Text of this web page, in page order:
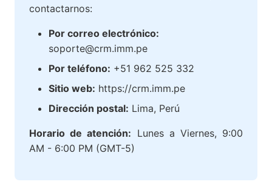
contactarnos:
Por correo electrónico:
soporte@crm.imm.pe
Por teléfono: +51 962 525 332
Sitio web: https://crm.imm.pe
Dirección postal: Lima, Perú
Horario de atención: Lunes a Viernes, 9:00
AM - 6:00 PM (GMT-5)